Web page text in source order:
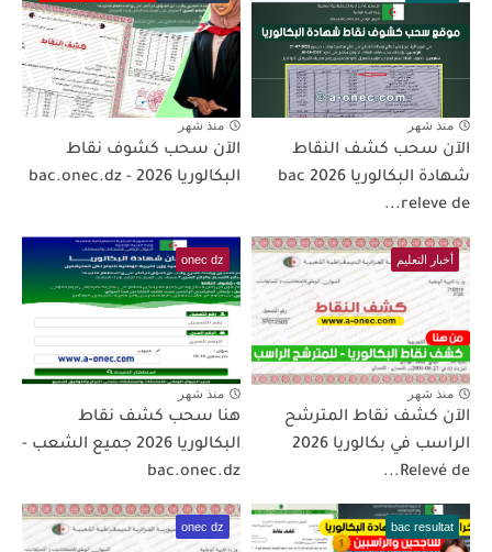
منذ شهر
الآن سحب كشف النقاط
شهادة البكالوريا 2026 bac
releve de...
منذ شهر
الآن سحب كشوف نقاط
البكالوريا 2026 - bac.onec.dz
أخبار التعليم
منذ شهر
الآن كشف نقاط المترشح
الراسب في بكالوريا 2026
Relevé de...
onec dz
منذ شهر
هنا سحب كشف نقاط
البكالوريا 2026 جميع الشعب -
bac.onec.dz
bac resultat
onec dz